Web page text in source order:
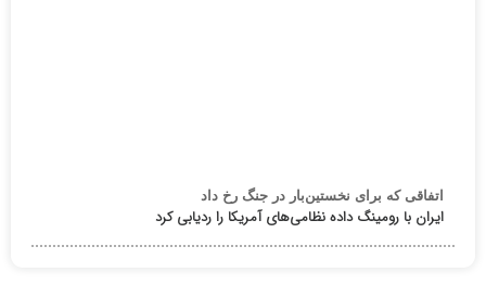
اتفاقی که برای نخستین‌بار در جنگ رخ داد
ایران با رومینگ داده نظامی‌های آمریکا را ردیابی کرد